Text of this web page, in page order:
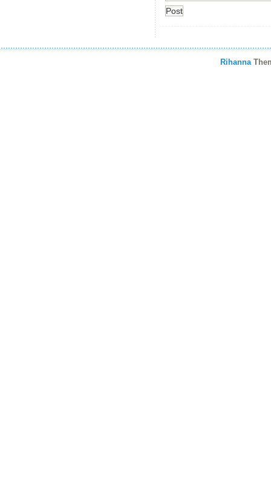
Rihanna